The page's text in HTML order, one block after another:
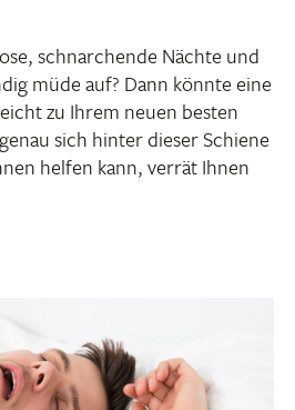
schnar­chende Nächte und
müde auf? Dann könnte eine
zu Ihrem neuen besten
sich hinter dieser Schiene
helfen kann, verrät Ihnen